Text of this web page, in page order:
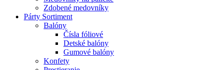
Zdobené medovníky
Párty Sortiment
Balóny
Čísla fóliové
Detské balóny
Gumové balóny
Konfety